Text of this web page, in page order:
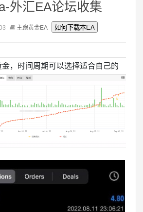
外汇EA论坛收集
主跑黄金EA
，时间周期可以选择适合自己的